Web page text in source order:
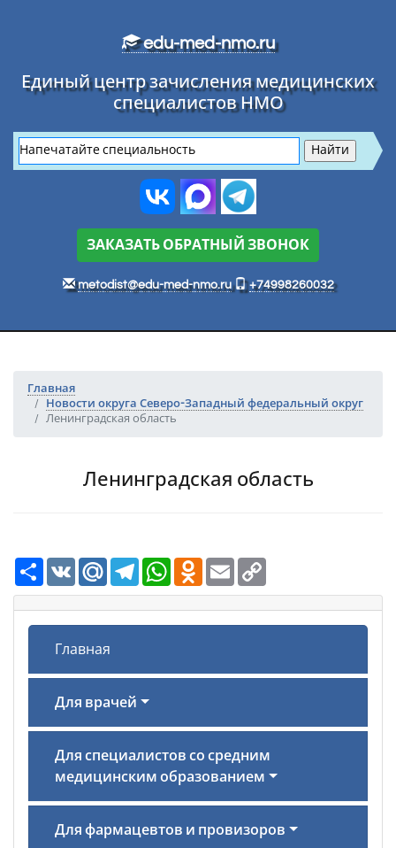
edu-med-nmo.ru
Единый центр зачисления медицинских
специалистов НМО
ЗАКАЗАТЬ ОБРАТНЫЙ ЗВОНОК
metodist@edu-med-nmo.ru +74998260032
Главная
Новости округа Северо-Западный федеральный округ
Ленинградская область
Ленинградская область
РесурсVK Mail.Ru TelegramWhatsAppOdnoklassniki
Email
Главная
Для врачей
Для специалистов со средним
медицинским образованием
Для фармацевтов и провизоров